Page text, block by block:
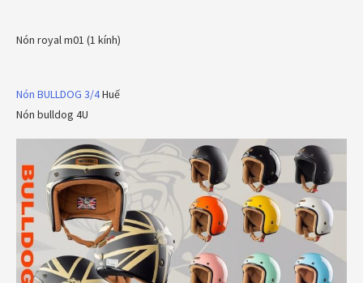
Nón royal m01 (1 kính)
Nón BULLDOG 3/4Huế
Nón bulldog 4U